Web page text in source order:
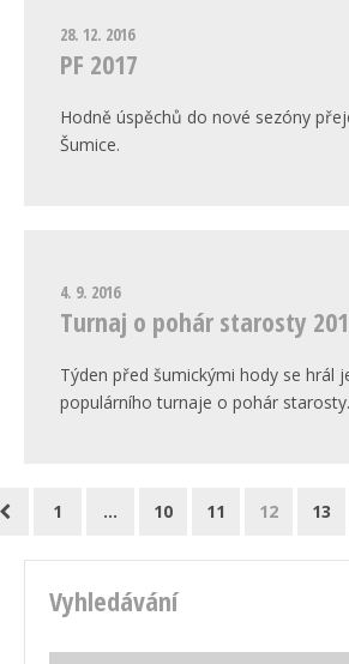
28. 12. 2016
PF 2017
Hodně úspěchů do nové sezóny
Šumice.
4. 9. 2016
Turnaj o pohár starosty
Týden před šumickými hody se hrál
populárního turnaje o pohár starosty.
1 … 10 11 12 13
Vyhledávání